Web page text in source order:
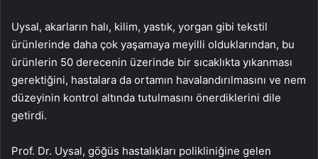
Uysal, akarların halı, kilim, yastık, yorgan gibi tekstil
ürünlerinde daha çok yaşamaya meyilli olduklarından, bu
ürünlerin 50 derecenin üzerinde bir sıcaklıkta yıkanması
gerektiğini, hastalara da ortamın havalandırılmasını ve nem
düzeyinin kontrol altında tutulmasını önerdiklerini dile
getirdi.
Prof. Dr. Uysal, göğüs hastalıkları polikliniğine gelen